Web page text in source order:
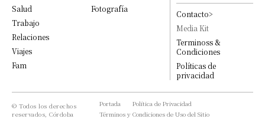
Salud
Trabajo
Relaciones
Viajes
Fam
Fotografía
Contacto>
Media Kit
Terminoss &
Condiciones
Políticas de
privacidad
© Todos los derechos
reservados, Córdoba
Portada
Política de Privacidad
Términos y Condiciones de Uso del Sitio